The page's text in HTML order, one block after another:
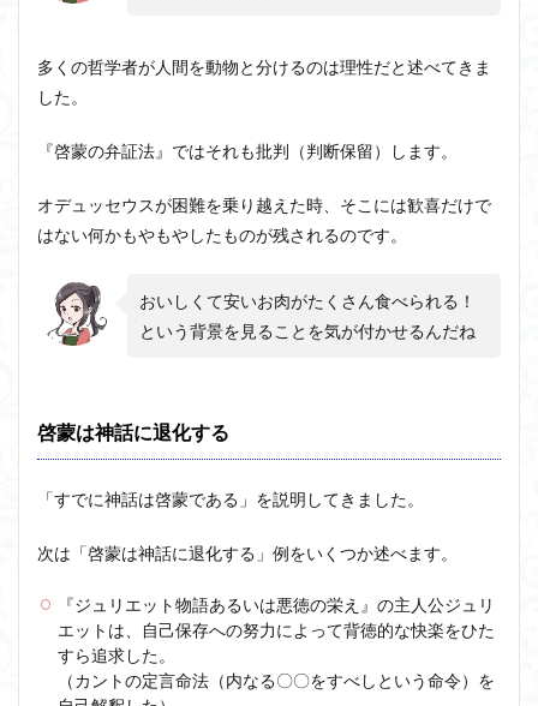
多くの哲学者が人間を動物と分けるのは理性だと述べてきま
した。
『啓蒙の弁証法』ではそれも批判（判断保留）します。
オデュッセウスが困難を乗り越えた時、そこには歓喜だけで
はない何かもやもやしたものが残されるのです。
おいしくて安いお肉がたくさん食べられる！
という背景を見ることを気が付かせるんだね
啓蒙は神話に退化する
「すでに神話は啓蒙である」を説明してきました。
次は「啓蒙は神話に退化する」例をいくつか述べます。
『ジュリエット物語あるいは悪徳の栄え』の主人公ジュリ
エットは、自己保存への努力によって背徳的な快楽をひた
すら追求した。
（カントの定言命法（内なる〇〇をすべしという命令）を